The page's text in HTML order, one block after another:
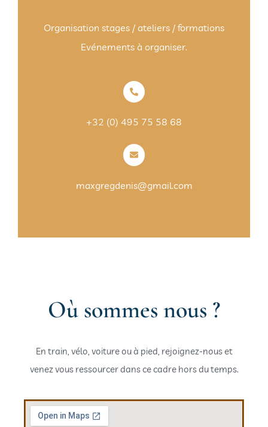
Organisation stages / ateliers / formations
Evénements à organiser.
+32 (0) 495 75 58 68
maxgregdenis@gmail.com
Où sommes nous ?
En train, vélo, voiture ou à pied, rejoignez-nous et
venez vous ressourcer dans ce cadre hors du temps.